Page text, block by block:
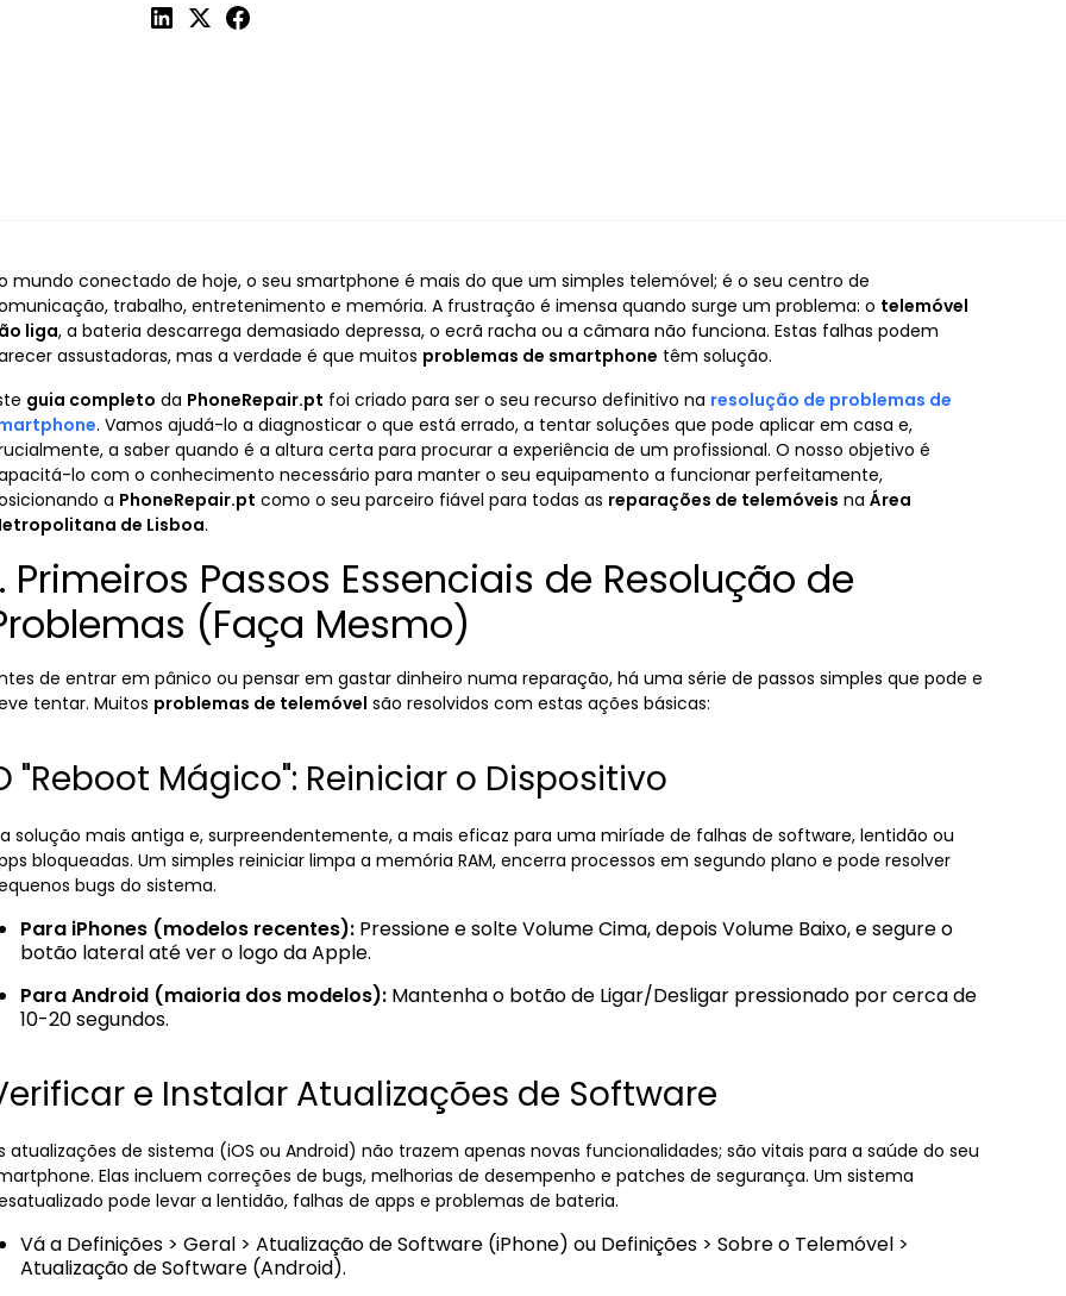
mundo conectado de hoje, o seu smartphone é mais do que um simples telemóvel; é o seu centro de
trabalho, entretenimento e memória. A frustração é imensa quando surge um problema: o telemóvel
liga, a bateria descarrega demasiado depressa, o ecrã racha ou a câmara não funciona. Estas falhas podem
assustadoras, mas a verdade é que muitos problemas de smartphone têm solução.
guia completo da PhoneRepair.pt foi criado para ser o seu recurso definitivo na resolução de problemas de
. Vamos ajudá-lo a diagnosticar o que está errado, a tentar soluções que pode aplicar em casa e,
a saber quando é a altura certa para procurar a experiência de um profissional. O nosso objetivo é
lo com o conhecimento necessário para manter o seu equipamento a funcionar perfeitamente,
a PhoneRepair.pt como o seu parceiro fiável para todas as reparações de telemóveis naÁrea
de Lisboa.
Primeiros Passos Essenciais de Resolução de
(Faça Mesmo)
de entrar em pânico ou pensar em gastar dinheiro numa reparação, há uma série de passos simples que pode e
tentar. Muitos problemas de telemóvel são resolvidos com estas ações básicas:
"Reboot Mágico": Reiniciar o Dispositivo
a solução mais antiga e, surpreendentemente, a mais eficaz para uma miríade de falhas de software, lentidão ou
bloqueadas. Um simples reiniciar limpa a memória RAM, encerra processos em segundo plano e pode resolver
bugs do sistema.
Para iPhones (modelos recentes): Pressione e solte Volume Cima, depois Volume Baixo, e segure o
botão lateral até ver o logo da Apple.
Para Android (maioria dos modelos): Mantenha o botão de Ligar/Desligar pressionado por cerca de
10-20 segundos.
e Instalar Atualizações de Software
atualizações de sistema (iOS ou Android) não trazem apenas novas funcionalidades; são vitais para a saúde do seu
Elas incluem correções de bugs, melhorias de desempenho e patches de segurança. Um sistema
pode levar a lentidão, falhas de apps e problemas de bateria.
Vá a Definições > Geral > Atualização de Software (iPhone) ou Definições > Sobre o Telemóvel >
Atualização de Software (Android).